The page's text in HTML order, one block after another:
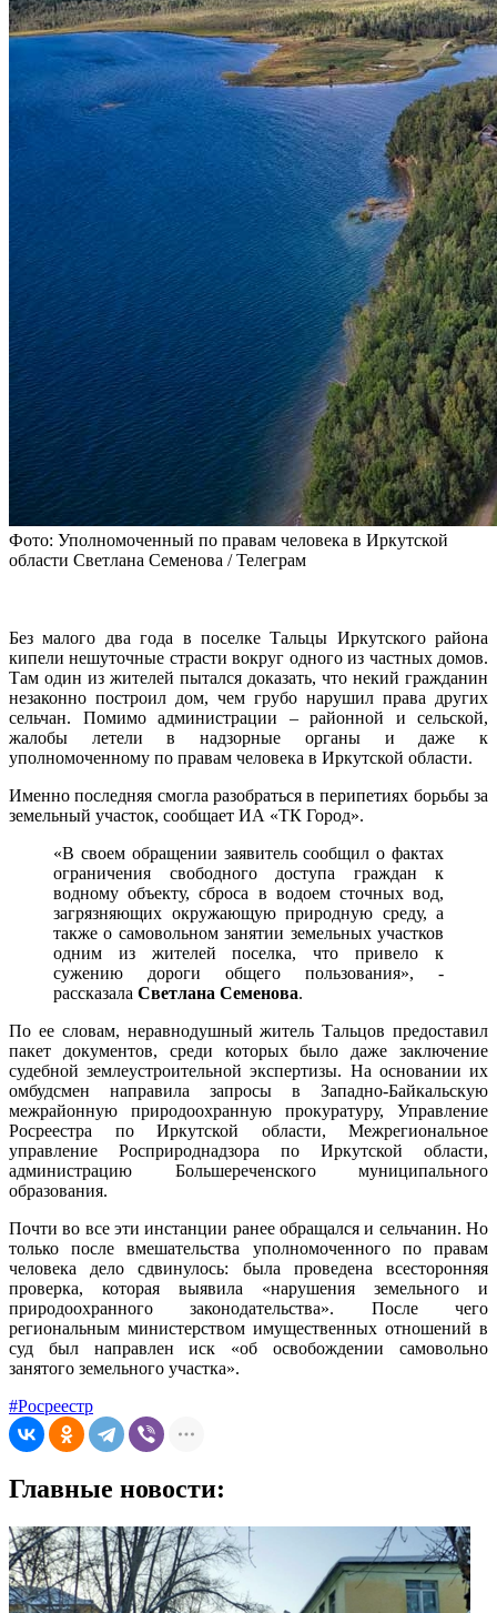
Фото: Уполномоченный по правам человека в Иркутской
области Светлана Семенова / Телеграм
Без малого два года в поселке Тальцы Иркутского района
кипели нешуточные страсти вокруг одного из частных домов.
Там один из жителей пытался доказать, что некий гражданин
незаконно построил дом, чем грубо нарушил права других
сельчан. Помимо администрации – районной и сельской,
жалобы летели в надзорные органы и даже к
уполномоченному по правам человека в Иркутской области.
Именно последняя смогла разобраться в перипетиях борьбы за
земельный участок, сообщает ИА «ТК Город».
«В своем обращении заявитель сообщил о фактах
ограничения свободного доступа граждан к
водному объекту, сброса в водоем сточных вод,
загрязняющих окружающую природную среду, а
также о самовольном занятии земельных участков
одним из жителей поселка, что привело к
сужению дороги общего пользования», -
рассказала Светлана Семенова.
По ее словам, неравнодушный житель Тальцов предоставил
пакет документов, среди которых было даже заключение
судебной землеустроительной экспертизы. На основании их
омбудсмен направила запросы в Западно-Байкальскую
межрайонную природоохранную прокуратуру, Управление
Росреестра по Иркутской области, Межрегиональное
управление Росприроднадзора по Иркутской области,
администрацию Большереченского муниципального
образования.
Почти во все эти инстанции ранее обращался и сельчанин. Но
только после вмешательства уполномоченного по правам
человека дело сдвинулось: была проведена всесторонняя
проверка, которая выявила «нарушения земельного и
природоохранного законодательства». После чего
региональным министерством имущественных отношений в
суд был направлен иск «об освобождении самовольно
занятого земельного участка».
#Росреестр
Главные новости: